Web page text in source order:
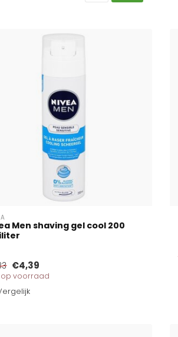
Men shaving gel cool 200
€4,39
op voorraad